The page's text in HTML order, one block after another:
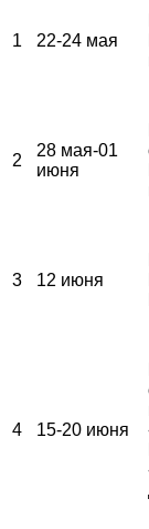
1 22-24 мая
2
28 мая-01
июня
3 12 июня
4 15-20 июня